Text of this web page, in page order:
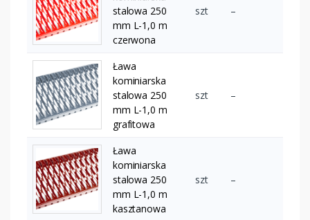
stalowa 250
mm L-1,0 m
czerwona
szt –
Ława
kominiarska
stalowa 250
mm L-1,0 m
grafitowa
szt –
Ława
kominiarska
stalowa 250
mm L-1,0 m
kasztanowa
szt –